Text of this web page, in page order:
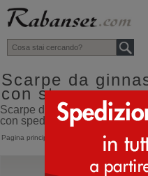
top
Scarpe da
con strappo
Scarpe da ginnastica per
con spedizione direttamente
Pagina principale Scarpe